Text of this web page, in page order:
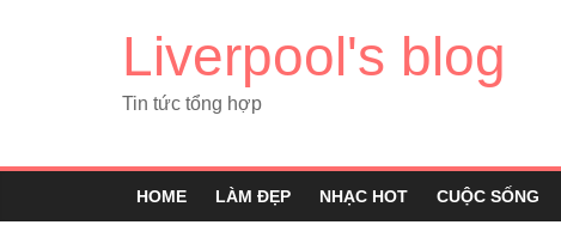
Liverpool's blog
Tin tức tổng hợp
HOME LÀM ĐẸP NHẠC HOT CUỘC SỐNG